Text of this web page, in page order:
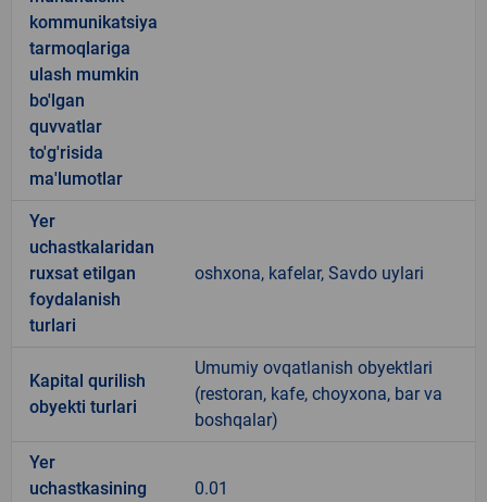
kommunikatsiya
tarmoqlariga
ulash mumkin
bo'lgan
quvvatlar
to'g'risida
ma'lumotlar
Yer
uchastkalaridan
ruxsat etilgan
foydalanish
turlari
oshxona, kafelar, Savdo uylari
Kapital qurilish
obyekti turlari
Umumiy ovqatlanish obyektlari
(restoran, kafe, choyxona, bar va
boshqalar)
Yer
uchastkasining
0.01